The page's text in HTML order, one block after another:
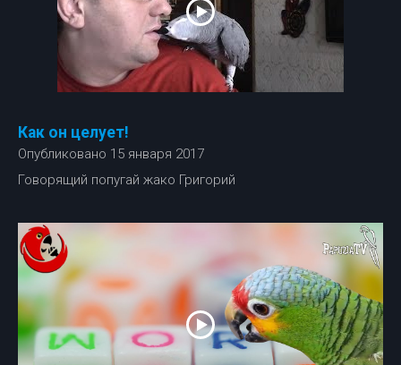
Как он целует!
Опубликовано 15 января 2017
Говорящий попугай жако Григорий